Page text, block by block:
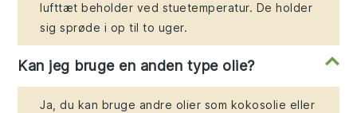
lufttæt beholder ved stuetemperatur. De holder
sig sprøde i op til to uger.
Kan jeg bruge en anden type olie?
Ja, du kan bruge andre olier som kokosolie eller